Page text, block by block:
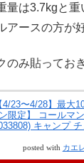
量は3.7kgと
アースの方が
のみ貼ってお
4/23〜4/28】最大
限定】 コールマ
キャンプ
posted with カエ